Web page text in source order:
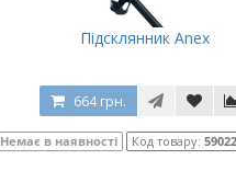
Підсклянник Anex
664 грн.
Немає в наявності Код товару: